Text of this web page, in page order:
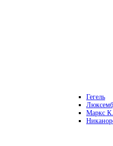
Гегель
Маркс К.